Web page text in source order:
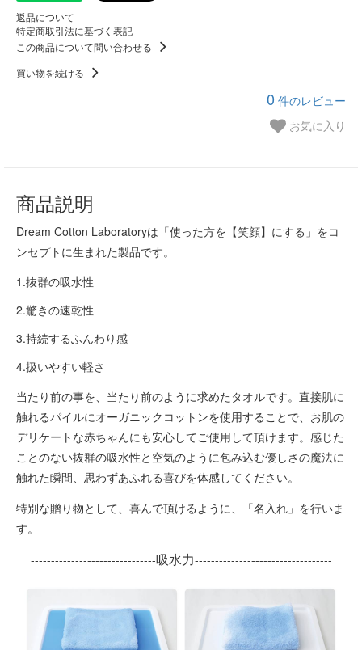
返品について
特定商取引法に基づく表記
この商品について問い合わせる
買い物を続ける
0 件のレビュー
お気に入り
商品説明
Dream Cotton Laboratoryは「使った方を【笑顔】にする」をコ
ンセプトに生まれた製品です。
1.抜群の吸水性
2.驚きの速乾性
3.持続するふんわり感
4.扱いやすい軽さ
当たり前の事を、当たり前のように求めたタオルです。直接肌に
触れるパイルにオーガニックコットンを使用することで、お肌の
デリケートな赤ちゃんにも安心してご使用して頂けます。感じた
ことのない抜群の吸水性と空気のように包み込む優しさの魔法に
触れた瞬間、思わずあふれる喜びを体感してください。
特別な贈り物として、喜んで頂けるように、「名入れ」を行いま
す。
-------------------------------吸水力----------------------------------